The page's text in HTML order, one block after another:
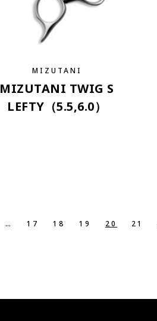
MIZUTANI
MIZUTANI TWIG S
LEFTY（5.5,6.0）
… 17 18 19 20 21